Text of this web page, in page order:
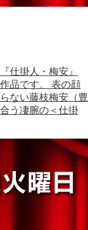
仕掛人・梅安』
品です。 表の顔
ない藤枝梅安（豊
う凄腕の＜仕掛